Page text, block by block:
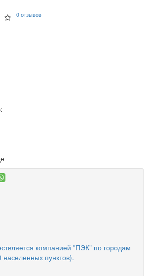
0 отзывов
компанией "ПЭК" по городам
пунктов).